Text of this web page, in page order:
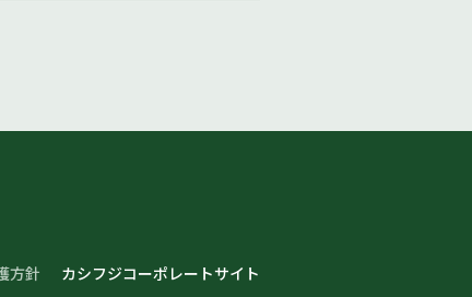
方針 カシフジコーポレートサイト